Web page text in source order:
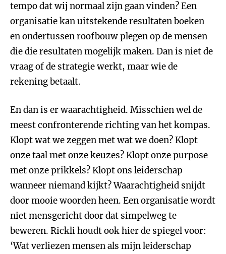
tempo dat wij normaal zijn gaan vinden? Een
organisatie kan uitstekende resultaten boeken
en ondertussen roofbouw plegen op de mensen
die die resultaten mogelijk maken. Dan is niet de
vraag of de strategie werkt, maar wie de
rekening betaalt.
En dan is er waarachtigheid. Misschien wel de
meest confronterende richting van het kompas.
Klopt wat we zeggen met wat we doen? Klopt
onze taal met onze keuzes? Klopt onze purpose
met onze prikkels? Klopt ons leiderschap
wanneer niemand kijkt? Waarachtigheid snijdt
door mooie woorden heen. Een organisatie wordt
niet mensgericht door dat simpelweg te
beweren. Rickli houdt ook hier de spiegel voor:
‘Wat verliezen mensen als mijn leiderschap